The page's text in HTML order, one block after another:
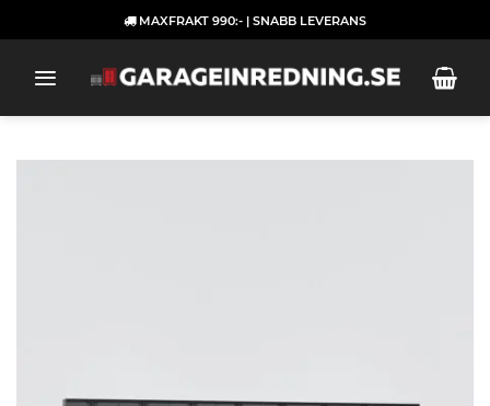
to
MAXFRAKT 990:- | SNABB LEVERANS